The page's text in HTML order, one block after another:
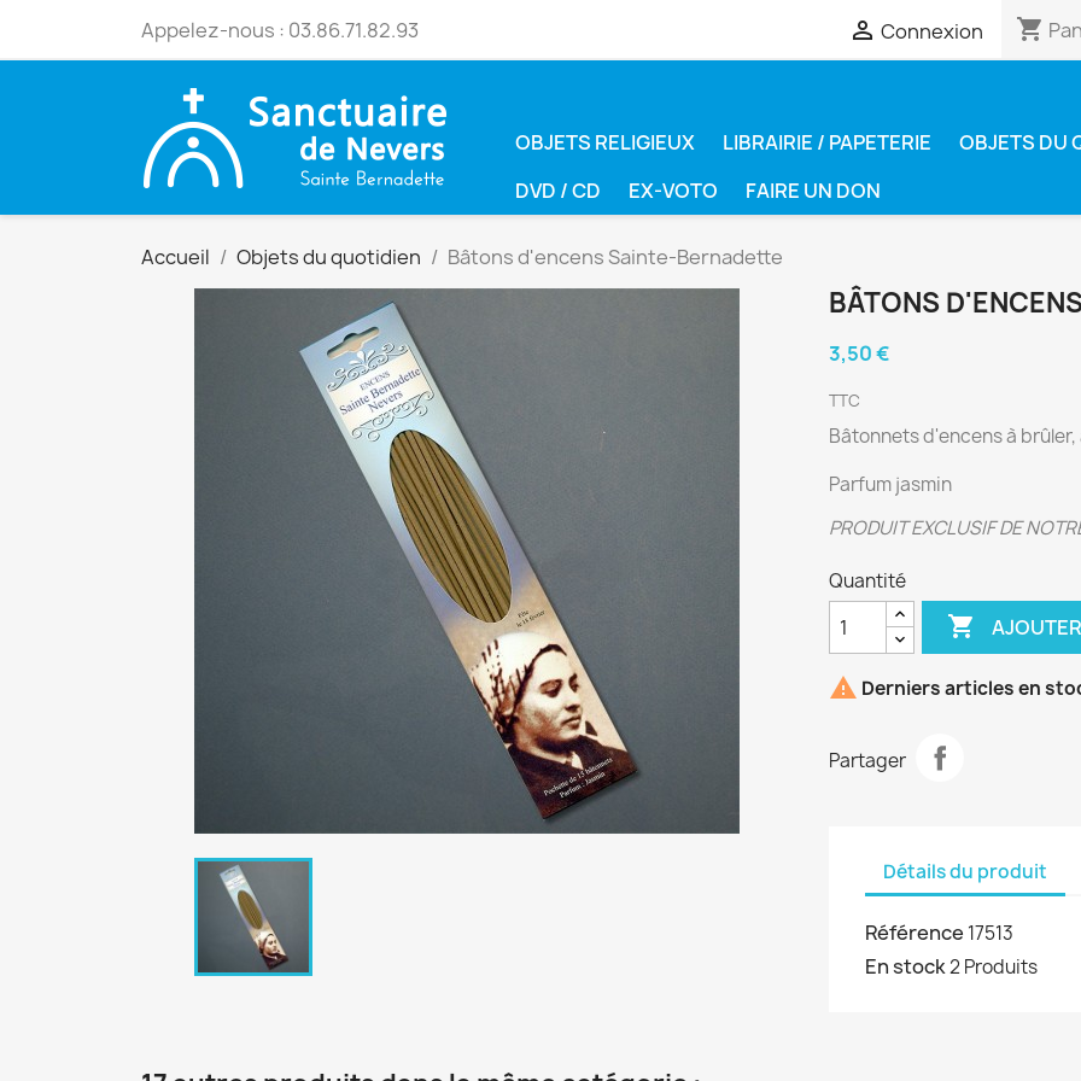
Appelez-nous : 03.86.71.82.93  Connexion shopping_cart
OBJETS RELIGIEUX LIBRAIRIE / PAPETERIE OBJETS DU
DVD / CD
EX-VOTO FAIRE UN DON
Accueil Objets du quotidien Bâtons d'encens Sainte-Bernadette
BÂTONS
3,50 €
TTC
Bâtonnets d'encens à
Parfum jasmin
PRODUIT EXCLUSIF DE
Quantité

 Derniers articles en
Partager
Détails du produit
Référence 17513
En stock2 Produits